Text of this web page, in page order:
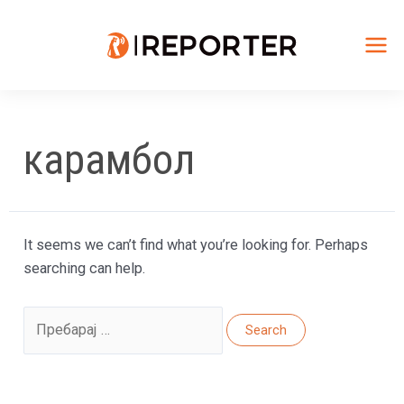
карамбол
It seems we can’t find what you’re looking for. Perhaps
searching can help.